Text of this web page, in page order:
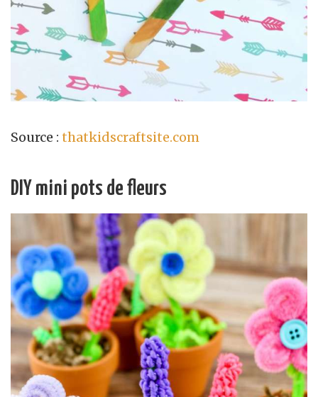
Source : thatkidscraftsite.com
DIY mini pots de fleurs